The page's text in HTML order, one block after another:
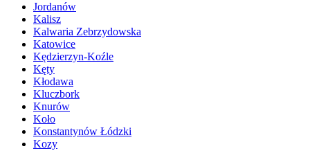
Jordanów
Kalisz
Kalwaria Zebrzydowska
Katowice
Kędzierzyn-Koźle
Kęty
Kłodawa
Kluczbork
Knurów
Koło
Konstantynów Łódzki
Kozy